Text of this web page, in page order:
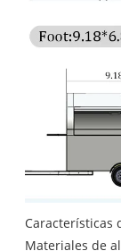
Características
Materiales de